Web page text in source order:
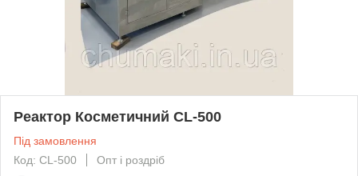
Реактор Косметичний CL-500
Під замовлення
Код: CL-500
Опт і роздріб